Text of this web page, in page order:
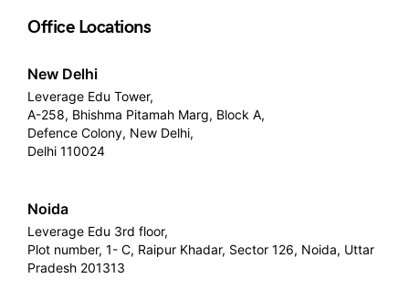
Office Locations
New Delhi
Leverage Edu Tower,
A-258, Bhishma Pitamah Marg, Block A,
Defence Colony, New Delhi,
Delhi 110024
Noida
Leverage Edu 3rd floor,
Plot number, 1- C, Raipur Khadar, Sector 126, Noida, Uttar
Pradesh 201313